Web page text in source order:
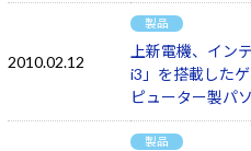
2010.02.12
製品
上新電機、イン
i3」を搭載した
ピューター製パ
製品